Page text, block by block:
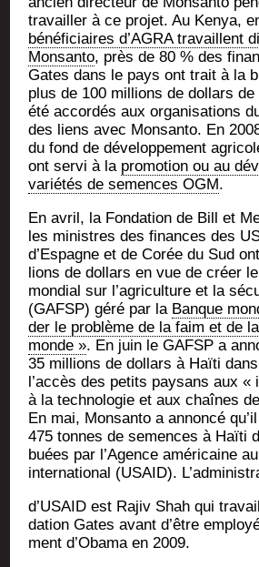
tra­vailler à ce pro­jet. Au Kenya,
béné­fi­ciaires d’AGRA tra­vaillent
Mon­san­to, près de 80 % des
Gates dans le pays ont trait à la
plus de 100 mil­lions de dol­lars
été accor­dés aux orga­ni­sa­tions
des liens avec Mon­san­to. En
du fond de déve­lop­pe­ment
ont ser­vi à la pro­mo­tion ou au
varié­tés de semences OGM.
En avril, la Fon­da­tion de Bill et
les ministres des finances des
d’Espagne et de Corée du Sud
lions de dol­lars en vue de créer
mon­dial sur l’agriculture et la
(GAFSP) géré par la Banque
der le pro­blème de la faim et de
monde ». En juin le GAFSP a
35 mil­lions de dol­lars à Haï­ti
l’accès des petits pay­sans aux
à la tech­no­lo­gie et aux chaînes
En mai, Mon­san­to a annon­cé
475 tonnes de semences à Haï­ti
buées par l’Agence amé­ri­caine
inter­na­tio­nal (USAID).
d’USAID est Rajiv Shah qui
da­tion Gates avant d’être
ment d’Obama en 2009.